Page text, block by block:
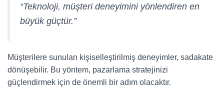
“Teknoloji, müşteri deneyimini yönlendiren en
büyük güçtür.”
Müşterilere sunulan kişiselleştirilmiş deneyimler, sadakate
dönüşebilir. Bu yöntem, pazarlama stratejinizi
güçlendirmek için de önemli bir adım olacaktır.